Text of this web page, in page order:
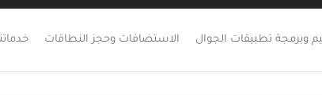
الاستضافات وحجز النطاقات وبرمجة تطبيقات الجوال